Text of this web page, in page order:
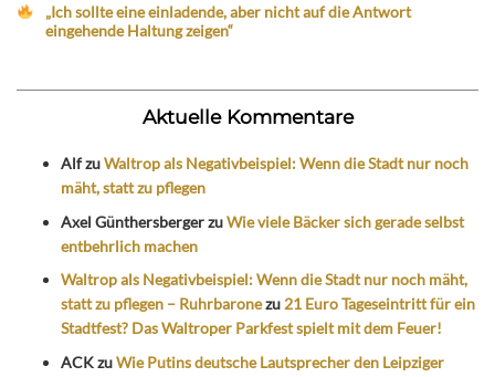
„Ich sollte eine einladende, aber nicht auf die Antwort
eingehende Haltung zeigen“
Aktuelle Kommentare
AlfzuWaltrop als Negativbeispiel: Wenn die Stadt nur noch
mäht, statt zu pflegen
Axel GünthersbergerzuWie viele Bäcker sich gerade selbst
entbehrlich machen
Waltrop als Negativbeispiel: Wenn die Stadt nur noch mäht,
statt zu pflegen – Ruhrbaronezu 21 Euro Tageseintritt für ein
Stadtfest? Das Waltroper Parkfest spielt mit dem Feuer!
ACKzuWie Putins deutsche Lautsprecher den Leipziger